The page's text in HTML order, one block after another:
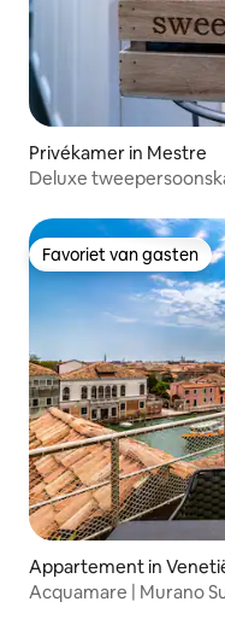
Privékamer in Mestre
Deluxe
Favoriet van gasten
Favoriet van gasten
Appartement in
Acquamare | Murano